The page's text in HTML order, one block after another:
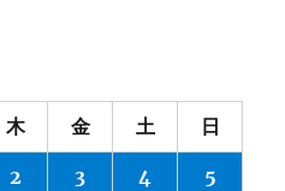
木 金 土 日
2 3 4 5